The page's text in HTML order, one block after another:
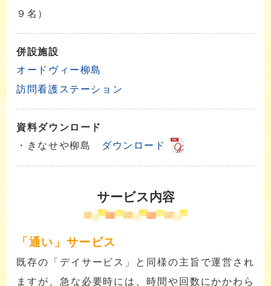
９名）
併設施設
オードヴィー柳島
訪問看護ステーション
資料ダウンロード
・きなせや柳島
ダウンロード
サービス内容
「通い」サービス
既存の「デイサービス」と同様の主旨で運営され
ますが、急な必要時には、時間や回数にかかわら